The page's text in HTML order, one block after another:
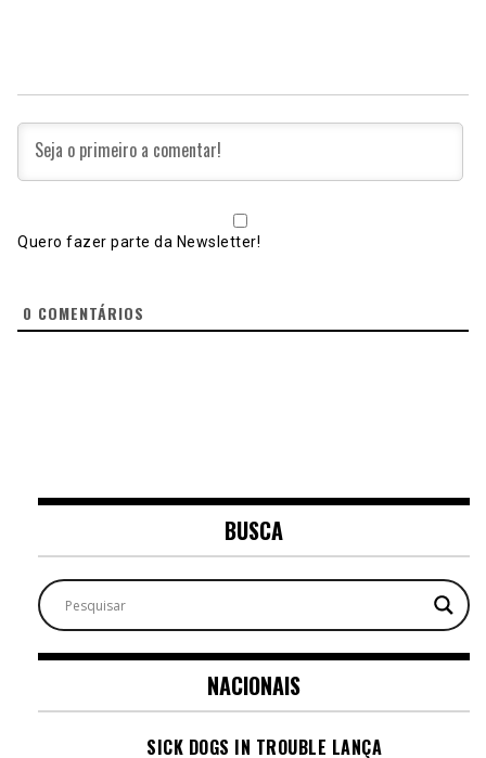
Quero fazer parte da Newsletter!
0 COMENTÁRIOS
BUSCA
NACIONAIS
SICK DOGS IN TROUBLE LANÇA